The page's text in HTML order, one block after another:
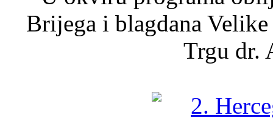
Brijega i blagdana
Trgu dr.